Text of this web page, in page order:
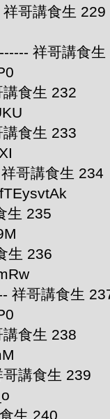
哥講食生 229
祥哥講食生
食生 232
食生 233
哥講食生 234
生 235
生 236
祥哥講食生
食生 238
講食生 239
生 240